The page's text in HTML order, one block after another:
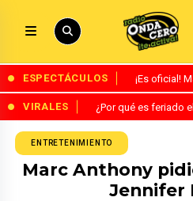
ESPECTÁCULOS ¡Es oficial!
VIRALES ¿Por qué es feriado
ENTRETENIMIENTO
Marc Anthony
Jennifer